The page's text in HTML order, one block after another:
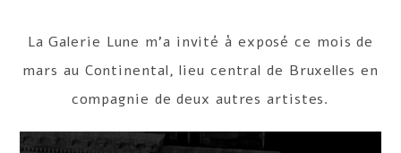
La Galerie Lune m’a invité à exposé ce mois de
mars au Continental, lieu central de Bruxelles en
compagnie de deux autres artistes.